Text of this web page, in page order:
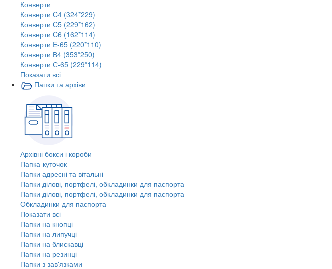
Конверти
Конверти C4 (324*229)
Конверти C5 (229*162)
Конверти C6 (162*114)
Конверти E-65 (220*110)
Конверти В4 (353*250)
Конверти С-65 (229*114)
Показати всі
Папки та архіви
Архівні бокси і короби
Папка-куточок
Папки адресні та вітальні
Папки ділові, портфелі, обкладинки для паспорта
Папки ділові, портфелі, обкладинки для паспорта
Обкладинки для паспорта
Показати всі
Папки на кнопці
Папки на липучці
Папки на блискавці
Папки на резинці
Папки з зав'язками